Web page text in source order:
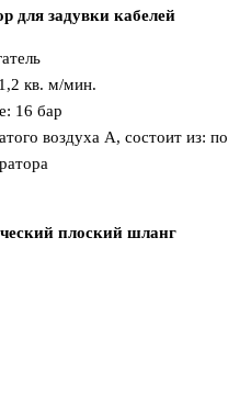
для задувки кабелей
кв. м/мин.
16 бар
воздуха А, состоит из:
плоский шланг